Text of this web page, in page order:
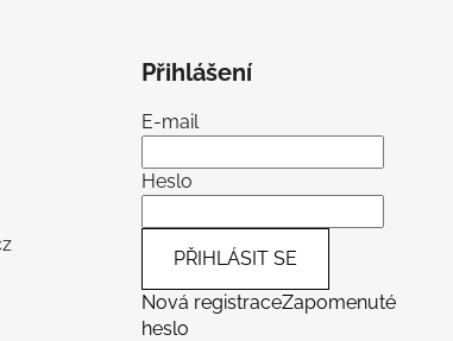
Přihlášení
E-mail
Heslo
PŘIHLÁSIT SE
Nová registraceZapomenuté
heslo